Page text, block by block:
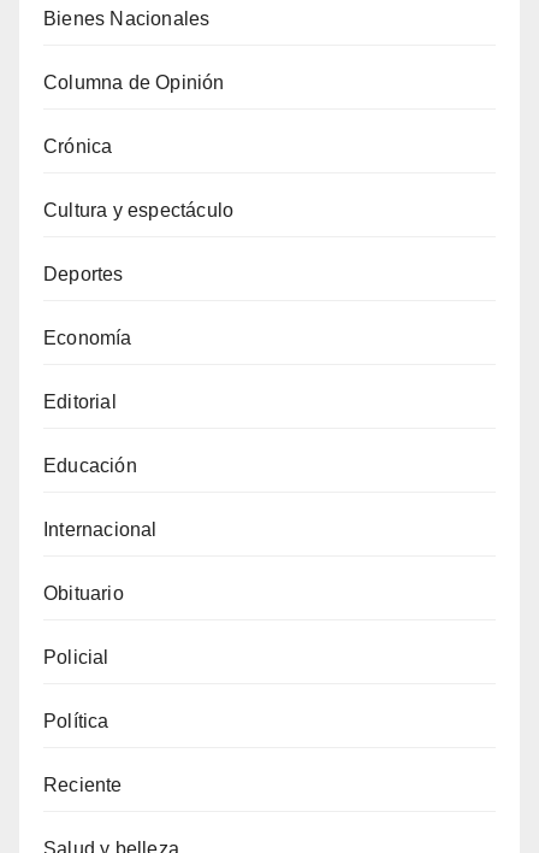
Bienes Nacionales
Columna de Opinión
Crónica
Cultura y espectáculo
Deportes
Economía
Editorial
Educación
Internacional
Obituario
Policial
Política
Reciente